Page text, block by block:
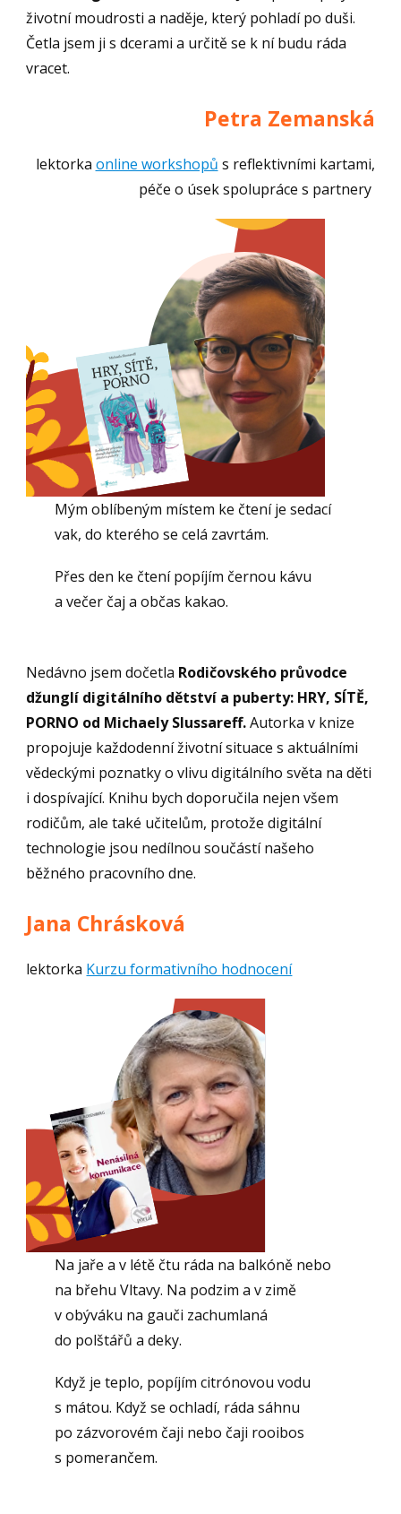
životní moudrosti a naděje, který pohladí po duši.
Četla jsem ji s dcerami a určitě se k ní budu ráda
vracet.
Petra Zemanská
lektorka online workshopů s reflektivními kartami,
péče o úsek spolupráce s partnery
Mým oblíbeným místem ke čtení je sedací
vak, do kterého se celá zavrtám.
Přes den ke čtení popíjím černou kávu
a večer čaj a občas kakao.
Nedávno jsem dočetla Rodičovského průvodce
džunglí digitálního dětství a puberty: HRY, SÍTĚ,
PORNO od Michaely Slussareff.Autorka v knize
propojuje každodenní životní situace s aktuálními
vědeckými poznatky o vlivu digitálního světa na děti
i dospívající. Knihu bych doporučila nejen všem
rodičům, ale také učitelům, protože digitální
technologie jsou nedílnou součástí našeho
běžného pracovního dne.
Jana Chrásková
lektorka Kurzu formativního hodnocení
Na jaře a v létě čtu ráda na balkóně nebo
na břehu Vltavy. Na podzim a v zimě
v obýváku na gauči zachumlaná
do polštářů a deky.
Když je teplo, popíjím citrónovou vodu
s mátou. Když se ochladí, ráda sáhnu
po zázvorovém čaji nebo čaji rooibos
s pomerančem.